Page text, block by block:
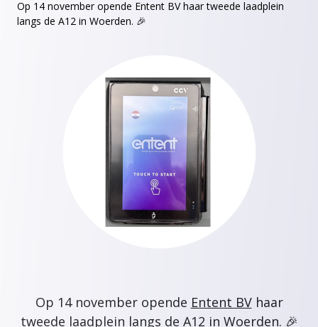
Op 14 november opende Entent BV haar tweede laadplein
langs de A12 in Woerden. 🎉
Op 14 november opende Entent BVhaar
tweede laadplein langs de A12 in Woerden. 🎉